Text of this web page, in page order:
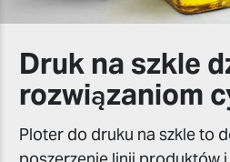
Druk na szkle
rozwiązaniom
Ploter do druku na szkle to